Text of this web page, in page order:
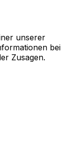
unserer
bei
Zusagen.